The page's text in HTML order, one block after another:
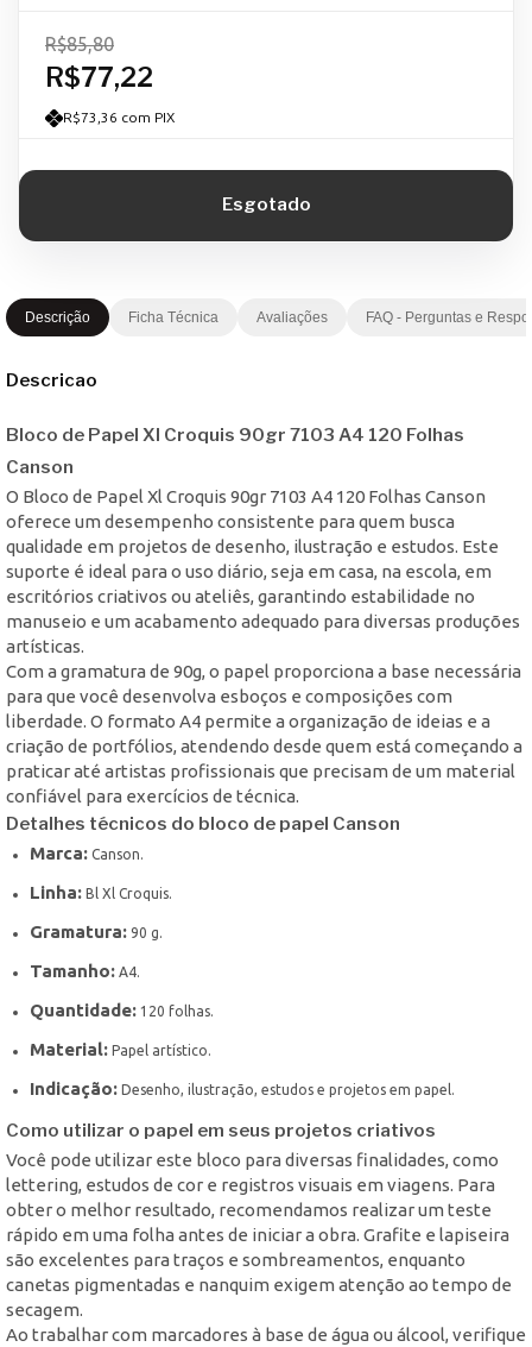
R$77,22
R$85,80
R$73,36 com PIX
Descrição Ficha Técnica Avaliações FAQ - Perguntas e
Descricao
Bloco de Papel Xl Croquis 90gr 7103 A4 120 Folhas
Canson
O Bloco de Papel Xl Croquis 90gr 7103 A4 120 Folhas Canson
oferece um desempenho consistente para quem busca
qualidade em projetos de desenho, ilustração e estudos. Este
suporte é ideal para o uso diário, seja em casa, na escola, em
escritórios criativos ou ateliês, garantindo estabilidade no
manuseio e um acabamento adequado para diversas produções
artísticas.
Com a gramatura de 90g, o papel proporciona a base necessária
para que você desenvolva esboços e composições com
liberdade. O formato A4 permite a organização de ideias e a
criação de portfólios, atendendo desde quem está começando a
praticar até artistas profissionais que precisam de um material
confiável para exercícios de técnica.
Detalhes técnicos do bloco de papel Canson
Marca: Canson.
Linha: Bl Xl Croquis.
Gramatura: 90 g.
Tamanho: A4.
Quantidade: 120 folhas.
Material: Papel artístico.
Indicação: Desenho, ilustração, estudos e projetos em papel.
Como utilizar o papel em seus projetos criativos
Você pode utilizar este bloco para diversas finalidades, como
lettering, estudos de cor e registros visuais em viagens. Para
obter o melhor resultado, recomendamos realizar um teste
rápido em uma folha antes de iniciar a obra. Grafite e lapiseira
são excelentes para traços e sombreamentos, enquanto
canetas pigmentadas e nanquim exigem atenção ao tempo de
secagem.
Ao trabalhar com marcadores à base de água ou álcool, verifique